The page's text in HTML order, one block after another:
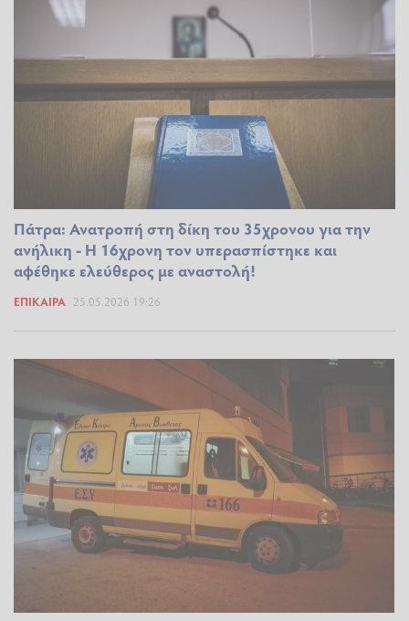
Πάτρα: Ανατροπή στη δίκη του 35χρονου για την
ανήλικη - Η 16χρονη τον υπερασπίστηκε και
αφέθηκε ελεύθερος με αναστολή!
ΕΠΊΚΑΙΡΑ 25.05.2026 19:26